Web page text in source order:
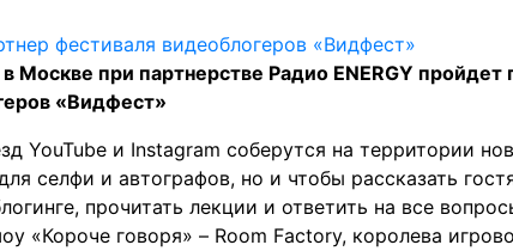
Москве при партнерстве Радио ENERGY пройдет
«Видфест»
YouTube и Instagram соберутся на территории
селфи и автографов, но и чтобы рассказать
прочитать лекции и ответить на все
«Короче говоря» – Room Factory, королева